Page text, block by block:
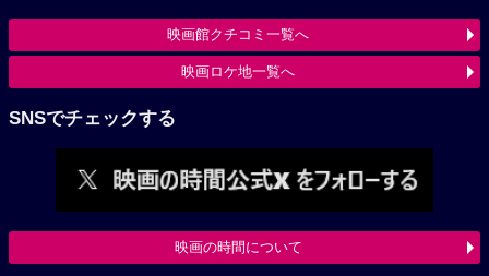
映画館クチコミ一覧へ
映画ロケ地一覧へ
SNSでチェックする
映画の時間について